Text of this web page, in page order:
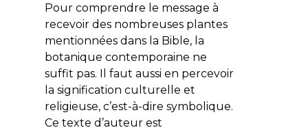
Pour comprendre le message à
recevoir des nombreuses plantes
mentionnées dans la Bible, la
botanique contemporaine ne
suffit pas. Il faut aussi en percevoir
la signification culturelle et
religieuse, c’est-à-dire symbolique.
Ce texte d’auteur est